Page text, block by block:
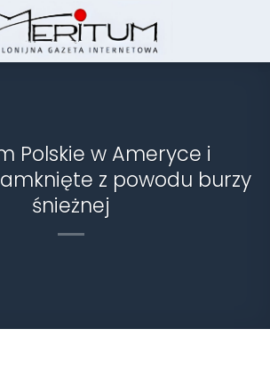
Polskie w Ameryce i
z powodu burzy
śnieżnej